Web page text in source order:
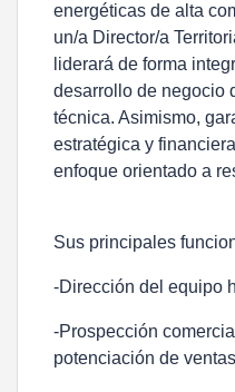
energéticas de alta
un/a Director/a
liderará de forma
desarrollo de negocio
técnica. Asimismo,
estratégica y
enfoque orientado a
Sus principales
-Dirección del equipo
-Prospección
potenciación de